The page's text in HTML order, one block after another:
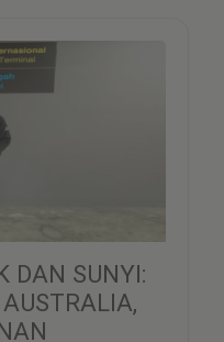
DAN SUNYI: